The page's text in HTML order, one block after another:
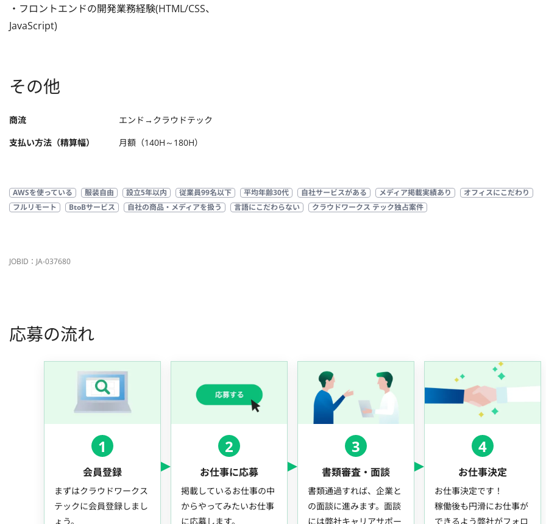
・フロントエンドの開発業務経験(HTML/CSS、
JavaScript)
その他
商流
エンド→クラウドテック
支払い方法（精算幅）
月額（140H～180H）
AWSを使っている 服装自由 設立5年以内 従業員99名以下 平均年齢30代 自社サービスがある メディア掲載実績あり
オフィスにこだわり
フルリモート
BtoBサービス 自社の商品・メディアを扱う 言語にこだわらない クラウドワークス テック独占案件
JOBID：JA-037680
応募の流れ
1
会員登録
まずはクラウドワークス
テックに会員登録しまし
ょう。
2
お仕事に応募
掲載しているお仕事の中
からやってみたいお仕事
に応募します。
3
書類審査・面談
書類通過すれば、企業と
の面談に進みます。面談
には弊社キャリアサポー
4
お仕事決定
お仕事決定です！
稼働後も円滑にお仕事が
できるよう弊社がフォロ